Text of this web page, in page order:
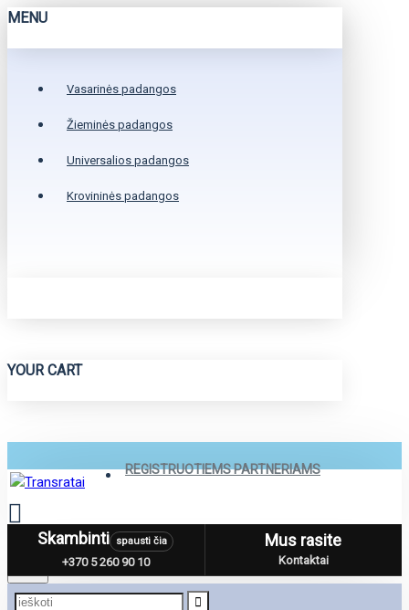
MENU
Vasarinės padangos
Žieminės padangos
Universalios padangos
Krovininės padangos
YOUR CART
REGISTRUOTIEMS PARTNERIAMS
MenuSkambinti spausti čia
+370 5 260 90 10
Mus rasite
Kontaktai